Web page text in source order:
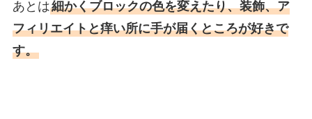
あとは細かくブロックの色を変えたり、装飾、ア
フィリエイトと痒い所に手が届くところが好きで
す。